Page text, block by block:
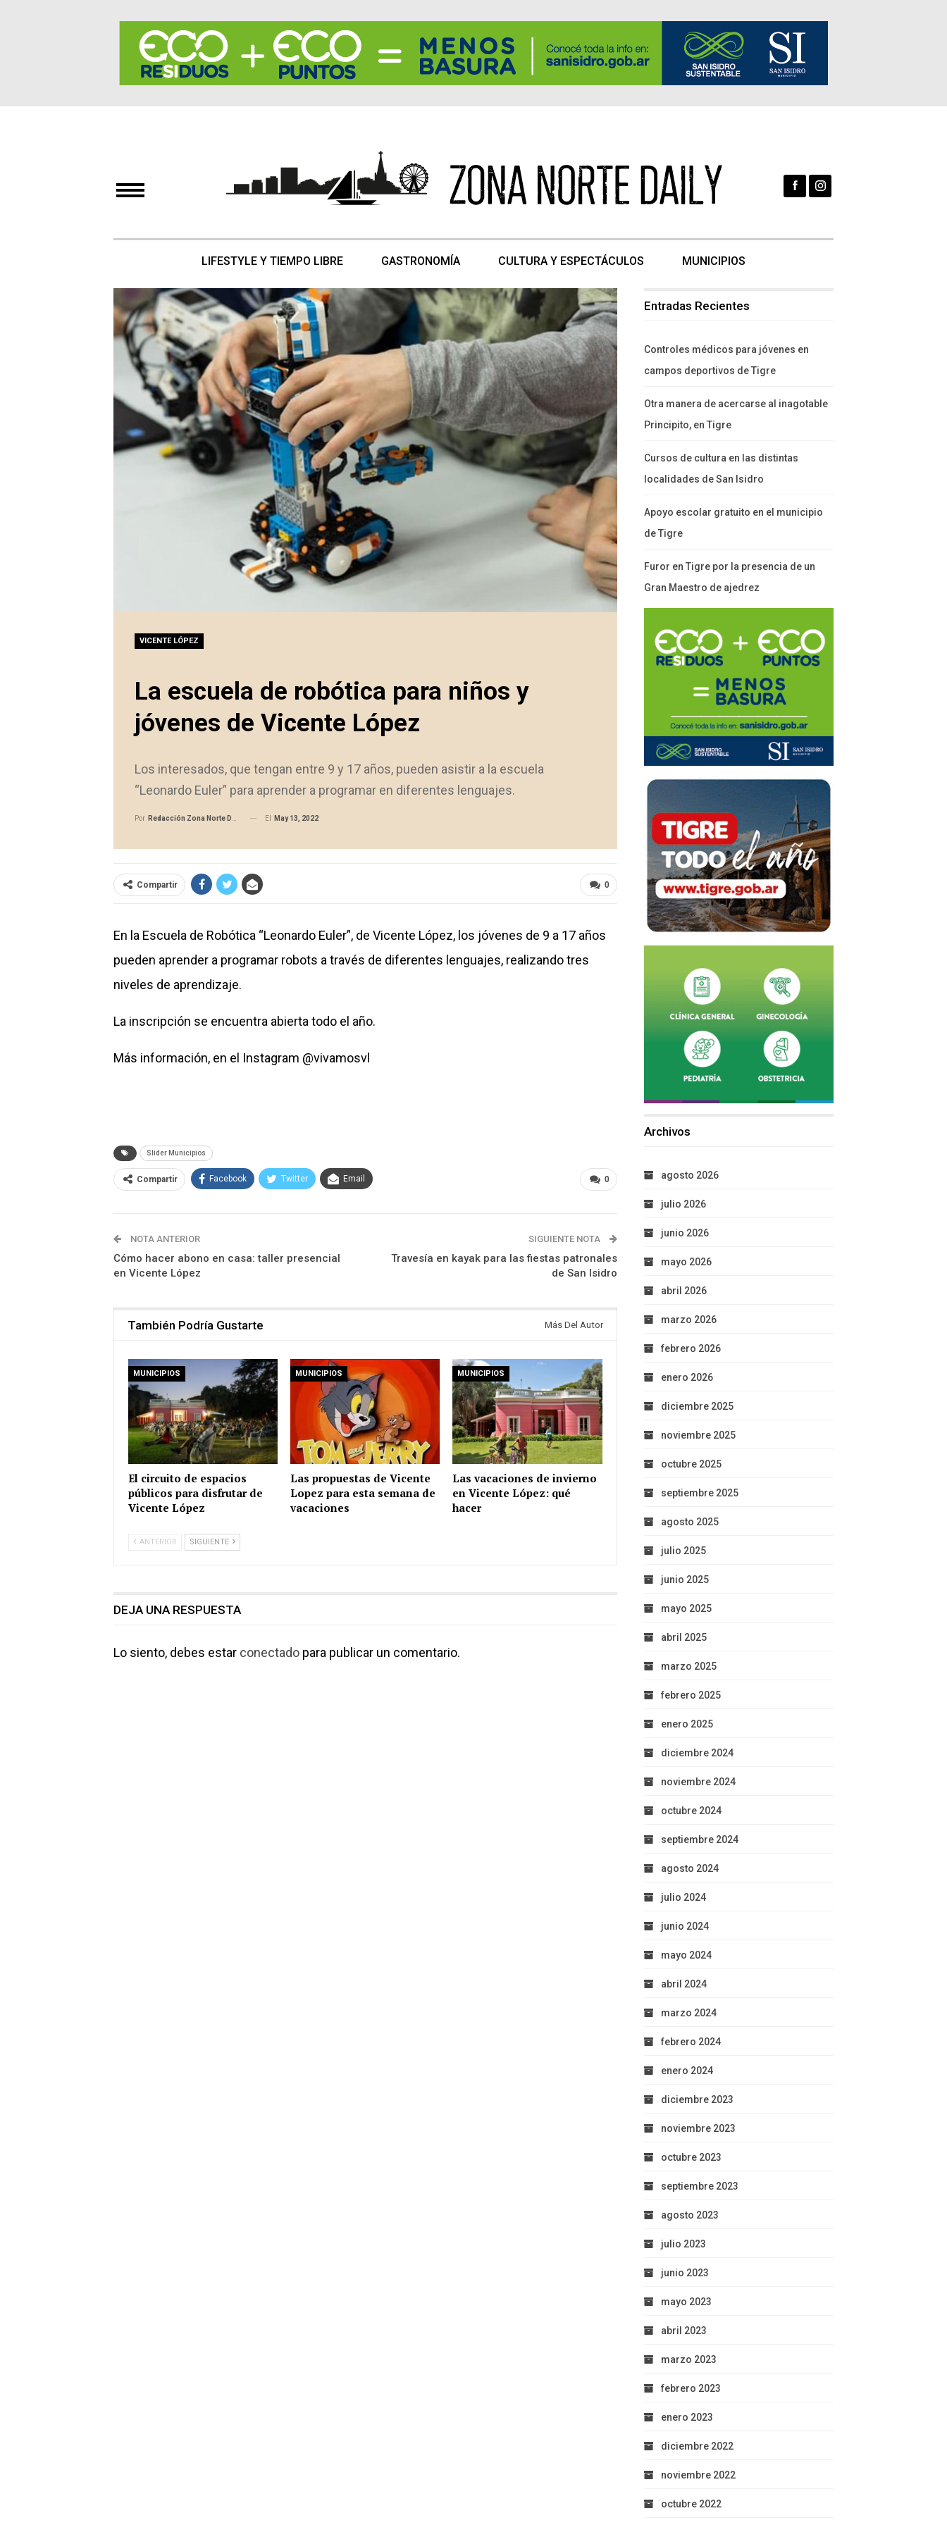
LIFESTYLE Y TIEMPO LIBRE GASTRONOMÍA CULTURA Y ESPECTÁCULOS MUNICIPIOS
VICENTE LÓPEZ
La escuela de robótica para niños y
jóvenes de Vicente López
Los interesados, que tengan entre 9 y 17 años, pueden asistir a la escuela
“Leonardo Euler” para aprender a programar en diferentes lenguajes.
Por Redacción Zona Norte Daily El May 13, 2022
0
Compartir
En la Escuela de Robótica “Leonardo Euler”, de Vicente López, los jóvenes de 9 a 17 años
pueden aprender a programar robots a través de diferentes lenguajes, realizando tres
niveles de aprendizaje.
La inscripción se encuentra abierta todo el año.
Más información, en el Instagram @vivamosvl
Slider Municipios
0
Compartir Facebook Twitter Email
NOTA ANTERIOR
Cómo hacer abono en casa: taller presencial
en Vicente López
SIGUIENTE NOTA
Travesía en kayak para las fiestas patronales
de San Isidro
También Podría Gustarte Más Del Autor
MUNICIPIOS
El circuito de espacios
públicos para disfrutar de
Vicente López
MUNICIPIOS
Las propuestas de Vicente
Lopez para esta semana de
vacaciones
MUNICIPIOS
Las vacaciones de invierno
en Vicente López: qué
hacer
ANTERIOR SIGUIENTE
DEJA UNA RESPUESTA
Lo siento, debes estar conectado para publicar un comentario.
Entradas Recientes
Controles médicos para jóvenes en
campos deportivos de Tigre
Otra manera de acercarse al inagotable
Principito, en Tigre
Cursos de cultura en las distintas
localidades de San Isidro
Apoyo escolar gratuito en el municipio
de Tigre
Furor en Tigre por la presencia de un
Gran Maestro de ajedrez
Archivos
agosto 2026
julio 2026
junio 2026
mayo 2026
abril 2026
marzo 2026
febrero 2026
enero 2026
diciembre 2025
noviembre 2025
octubre 2025
septiembre 2025
agosto 2025
julio 2025
junio 2025
mayo 2025
abril 2025
marzo 2025
febrero 2025
enero 2025
diciembre 2024
noviembre 2024
octubre 2024
septiembre 2024
agosto 2024
julio 2024
junio 2024
mayo 2024
abril 2024
marzo 2024
febrero 2024
enero 2024
diciembre 2023
noviembre 2023
octubre 2023
septiembre 2023
agosto 2023
julio 2023
junio 2023
mayo 2023
abril 2023
marzo 2023
febrero 2023
enero 2023
diciembre 2022
noviembre 2022
octubre 2022